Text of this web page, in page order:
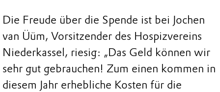
Die Freude über die Spende ist bei Jochen
van Üüm, Vorsitzender des Hospizvereins
Niederkassel, riesig: „Das Geld können wir
sehr gut gebrauchen! Zum einen kommen in
diesem Jahr erhebliche Kosten für die